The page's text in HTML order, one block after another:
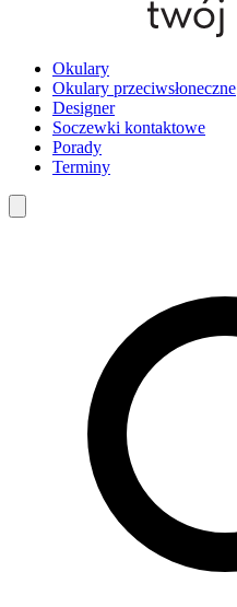
Okulary
Okulary przeciwsłoneczne
Designer
Soczewki kontaktowe
Porady
Terminy